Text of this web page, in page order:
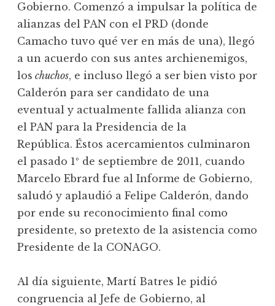
Gobierno. Comenzó a impulsar la política de
alianzas del PAN con el PRD (donde
Camacho tuvo qué ver en más de una), llegó
a un acuerdo con sus antes archienemigos,
los chuchos, e incluso llegó a ser bien visto por
Calderón para ser candidato de una
eventual y actualmente fallida alianza con
el PAN para la Presidencia de la
República. Éstos acercamientos culminaron
el pasado 1º de septiembre de 2011, cuando
Marcelo Ebrard fue al Informe de Gobierno,
saludó y aplaudió a Felipe Calderón, dando
por ende su reconocimiento final como
presidente, so pretexto de la asistencia como
Presidente de la CONAGO.
Al día siguiente, Martí Batres le pidió
congruencia al Jefe de Gobierno, al